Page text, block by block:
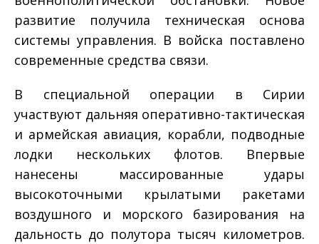
развитие получила техническая основа
системы управления. В войска поставлено
современные средства связи.
В специальной операции в Сирии
участвуют дальняя оперативно­-тактическая
и армейская авиация, корабли, подводные
лодки нескольких флотов. Впервые
нанесены массированные удары
высокоточными крылатыми ракетами
воздушного и морского базирования на
дальность до полутора тысяч километров.